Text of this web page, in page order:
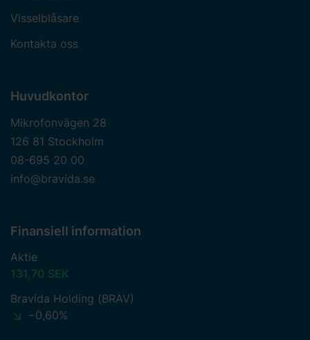
Visselblåsare
Kontakta oss
Huvudkontor
Mikrofonvägen 28
126 81 Stockholm
08-695 20 00
info@bravida.se
Finansiell information
Aktie
131,70 SEK
Bravida Holding (BRAV)
−0,60%